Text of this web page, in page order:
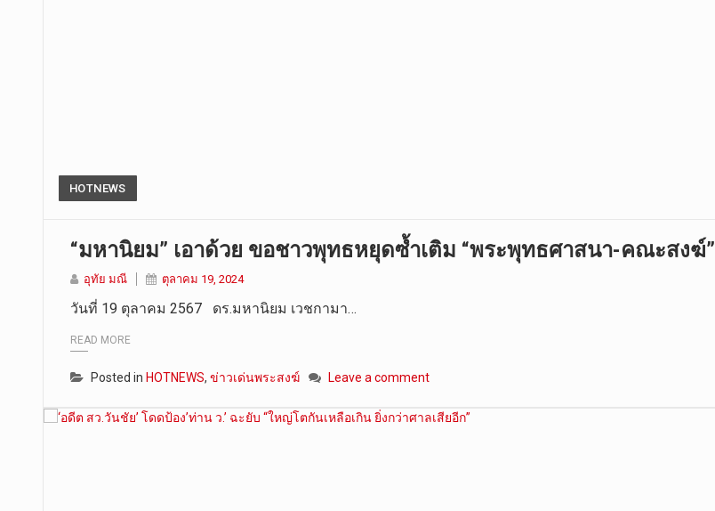
HOTNEWS
“มหานิยม” เอาด้วย ขอชาวพุทธหยุดซ้ำเติม “พระพุทธศาสนา-คณะสงฆ์”
อุทัย มณี ตุลาคม 19, 2024
วันที่ 19 ตุลาคม 2567 ดร.มหานิยม เวชกามา…
READ MORE
Posted in HOTNEWS, ข่าวเด่นพระสงฆ์ Leave a comment